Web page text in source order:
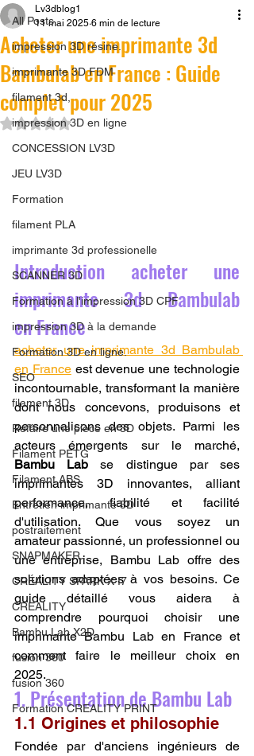
All Posts
impression 3D résine.
imprimante 3D FDM
filament 3d,
impression 3D en ligne
CONCESSION LV3D
JEU LV3D
Formation
filament PLA
imprimante 3d professionelle
SCANNER 3D
Formation à l'impression 3D CPF
impression 3D à la demande
Formation 3D en ligne.
SEO
filament 3D
Refaire une piece en 3D
Filament PETG
Filament ABS
Entretien imprimante 3D
postraitement
SNAPMAKER
CRÉALITY SPARK X I7
CREALITY
Bambu Lab X2D
fusion 360
fusion 360
Formation CREALITY PRINT
Acheter une imprimante 3d
Bambulab en France : Guide
complet pour 2025
Lv3dblog1
11 mai 2025 6 min de lecture
Noté NaN étoiles sur 5.
Introduction acheter une
imprimante 3d Bambulab
en France
acheter une imprimante 3d Bambulab
en France est devenue une technologie
incontournable, transformant la manière
dont nous concevons, produisons et
personnalisons des objets. Parmi les
Bambu Lab se distingue par ses
imprimantes 3D innovantes, alliant
performance, fiabilité et facilité
d'utilisation. Que vous soyez un
amateur passionné, un professionnel ou
une entreprise, Bambu Lab offre des
solutions adaptées à vos besoins. Ce
guide détaillé vous aidera à
comprendre pourquoi choisir une
imprimante Bambu Lab en France et
comment faire le meilleur choix en
2025.
1. Présentation de Bambu Lab
1.1 Origines et philosophie
Fondée par d'anciens ingénieurs de